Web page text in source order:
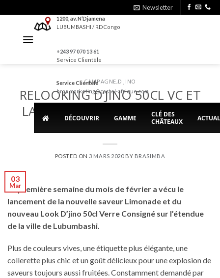
to
Newsletter
1200, av. N’Djamena
LUBUMBASHI / RDCongo
+243 97 070 13 61
Service Clientèle
Service Clientèle
bras.marketing@castel-afrique.com
DÉCOUVRIR GAMME
CLÉ DES
CHÂTEAUX
CAMPAGNE,D'JINO
RELOOKING D’JINO 50CL VC ET
LANCEMENT DE LA NOUVELLE
SAVEUR LIMONADE
POSTED ON 3 MARS 2020 BY BRASIMBA
03
Mar
La première semaine du mois de février a vécu le
lancement de la nouvelle saveur Limonade et du
nouveau Look D’jino 50cl Verre Consigné sur l’étendue
de la ville de Lubumbashi.
Plus de couleurs vives, une étiquette plus élégante, une
collerette plus chic et un goût délicieux pour une explosion de
saveurs toujours aussi fruitées. Constamment demandé par